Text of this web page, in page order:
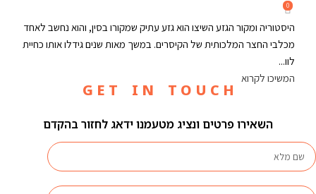
0
היסטוריה ומקור הגזע השיצו הוא גזע עתיק שמקורו בסין, והוא נחשב לאחד
מכלבי החצר המלכותית של הקיסרים. במשך מאות שנים גידלו אותו כחיית
לוו...
המשיכו לקרוא
G E T I N T O U C H
השאירו פרטים ונציג מטעמנו ידאג לחזור בהקדם